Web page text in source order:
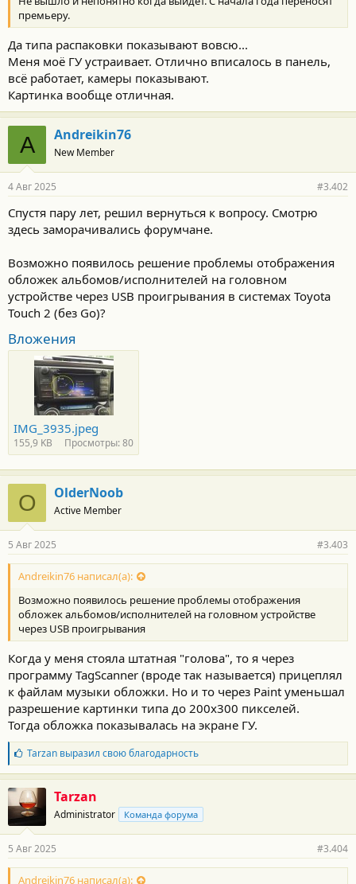
премьеру.
Да типа распаковки показывают вовсю...
Меня моё ГУ устраивает. Отлично вписалось в панель,
всё работает, камеры показывают.
Картинка вообще отличная.
A Andreikin76
New Member
4 Авг 2025 #3.402
Спустя пару лет, решил вернуться к вопросу. Смотрю
здесь заморачивались форумчане.
Возможно появилось решение проблемы отображения
обложек альбомов/исполнителей на головном
устройстве через USB проигрывания в системах Toyota
Touch 2 (без Go)?
Вложения
IMG_3935.jpeg
155,9 KB Просмотры: 80
O OlderNoob
Active Member
5 Авг 2025 #3.403
Andreikin76 написал(а):
Возможно появилось решение проблемы отображения
обложек альбомов/исполнителей на головном устройстве
через USB проигрывания
Когда у меня стояла штатная "голова", то я через
программу TagScanner (вроде так называется) прицеплял
к файлам музыки обложки. Но и то через Paint уменьшал
разрешение картинки типа до 200х300 пикселей.
Тогда обложка показывалась на экране ГУ.
Б
л
а
г
о
д
а
н
о
с
Tarzanвыразил свою благодарность
Tarzan
Administrator Команда форума
5 Авг 2025 #3.404
Andreikin76 написал(а):